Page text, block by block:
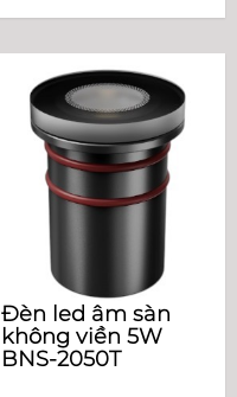
Đèn led âm sàn
không viền 5W
BNS-2050T